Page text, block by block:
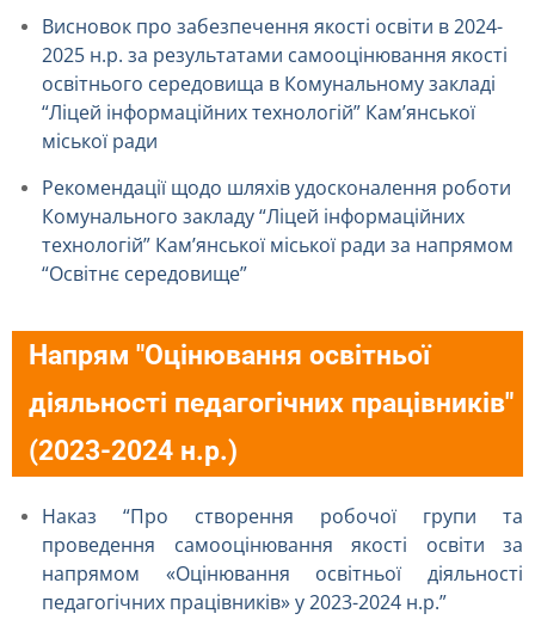
Висновок про забезпечення якості освіти в 2024-
2025 н.р. за результатами самооцінювання якості
освітнього середовища в Комунальному закладі
“Ліцей інформаційних технологій” Кам’янської
міської ради
Рекомендації щодо шляхів удосконалення роботи
Комунального закладу “Ліцей інформаційних
технологій” Кам’янської міської ради за напрямом
“Освітнє середовище”
Напрям "Оцінювання освітньої
діяльності педагогічних працівників"
(2023-2024 н.р.)
Наказ “Про створення робочої групи та
проведення самооцінювання якості освіти за
напрямом «Оцінювання освітньої діяльності
педагогічних працівників» у 2023-2024 н.р.”